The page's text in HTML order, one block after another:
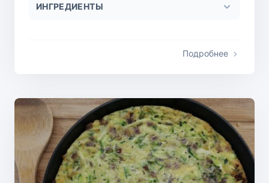
ИНГРЕДИЕНТЫ
Подробнее